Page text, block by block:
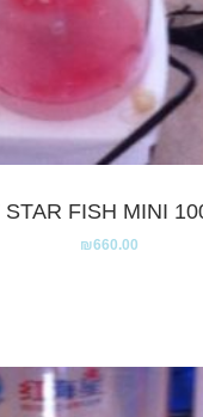
₪660.00